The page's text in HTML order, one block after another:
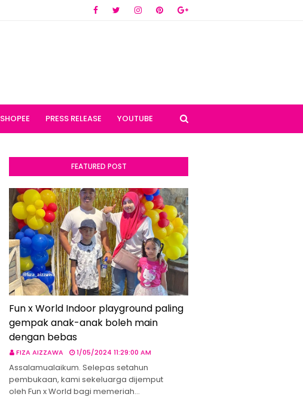
SHOPEE PRESS RELEASE YOUTUBE
FEATURED POST
Fun x World Indoor playground paling
gempak anak-anak boleh main
dengan bebas
FIZA AIZZAWA 1/05/2024 11:29:00 AM
Assalamualaikum. Selepas setahun
pembukaan, kami sekeluarga dijemput
oleh Fun x World bagi memeriah…